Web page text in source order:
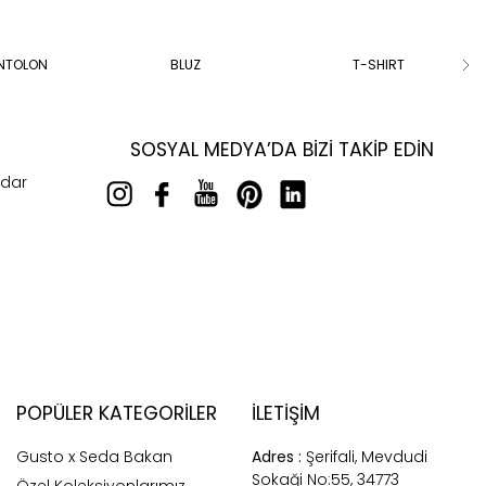
BLUZ T-SHIRT
SOSYAL MEDYA’DA BIZI TAKIP EDIN
POPÜLER KATEGORILER
Gusto x Seda Bakan
İLETİŞİM
Adres : Şerifali, Mevdudi
Sokaği No:55, 34773